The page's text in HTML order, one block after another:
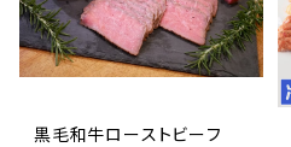
黒毛和牛ローストビーフ